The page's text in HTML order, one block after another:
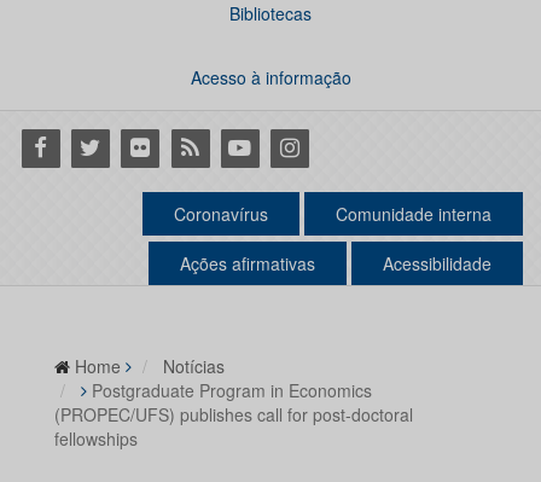
Bibliotecas
Acesso à informação
Facebook
Twitter Flickr RSS YoutubeInstagram
Coronavírus Comunidade interna
Ações afirmativas Acessibilidade
Home
Notícias
Postgraduate Program in Economics
(PROPEC/UFS) publishes call for post-doctoral
fellowships